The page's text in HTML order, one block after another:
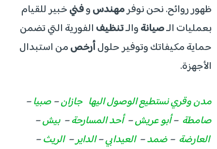
ظهور روائح. نحن نوفرمهندسوفنيخبير للقيام
بعمليات الـصيانةوالـتنظيفالفورية التي تضمن
حماية مكيفاتك وتوفير حلولأرخصمن استبدال
الأجهزة.
مدن وقري نستطيع الوصول اليها جازان–صبيا–
صامطة –أبو عريش–أحد المسارحة– بيش–
العارضة –ضمد– العيدابي–الداير– الريث–